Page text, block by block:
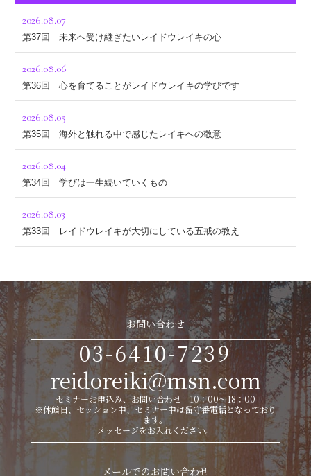
2026.08.07
第37回 未来へ受け継ぎたいレイドウレイキの心
2026.08.06
第36回 心を育てることがレイドウレイキの学びです
2026.08.05
第35回 海外と触れる中で感じたレイキへの敬意
2026.08.04
第34回 学びは一生続いていくもの
2026.08.03
第33回 レイドウレイキが大切にしている五戒の教え
お問い合わせ
03-6410-7239
reidoreiki@msn.com
セミナーお申込み、お問い合わせ 10：00～18：00
※休館日、セッション中、セミナー中は留守番電話となっており
ます。
メッセージをお入れください。
メールでのお問い合わせ